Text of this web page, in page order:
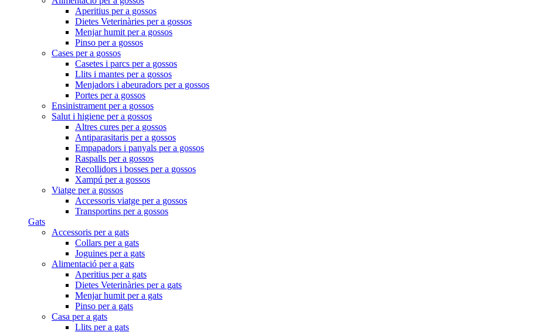
Aperitius per a gossos
Dietes Veterinàries per a gossos
Menjar humit per a gossos
Pinso per a gossos
Cases per a gossos
Casetes i parcs per a gossos
Llits i mantes per a gossos
Menjadors i abeuradors per a gossos
Portes per a gossos
Ensinistrament per a gossos
Salut i higiene per a gossos
Altres cures per a gossos
Antiparasitaris per a gossos
Empapadors i panyals per a gossos
Raspalls per a gossos
Recollidors i bosses per a gossos
Xampú per a gossos
Viatge per a gossos
Accessoris viatge per a gossos
Transportins per a gossos
Gats
Accessoris per a gats
Collars per a gats
Joguines per a gats
Alimentació per a gats
Aperitius per a gats
Dietes Veterinàries per a gats
Menjar humit per a gats
Pinso per a gats
Casa per a gats
Llits per a gats